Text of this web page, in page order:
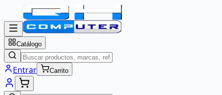
Catálogo
Entrar Carrito